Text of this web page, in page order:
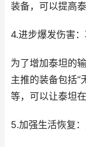
装备，可以提高
4.进步爆发伤害
为了增加泰坦的
主推的装备包括“
等，可以让泰坦
5.加强生活恢复